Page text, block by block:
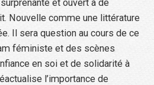
et ouvert à de
Nouvelle comme une littérature
Il sera question au cours de ce
féministe et des scènes
en soi et de solidarité à
l’importance de